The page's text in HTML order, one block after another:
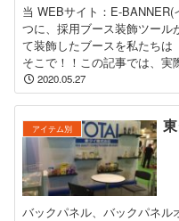
当 WEBサイト：E-
つに、採用ブース装飾ツール
て装飾したブースを私たちは
そこで！！この記事では、実
2020.05.27
アイテム別
バックパネル、バックパネ